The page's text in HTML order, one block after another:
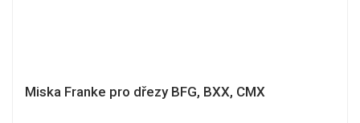
Miska Franke pro dřezy BFG, BXX, CMX